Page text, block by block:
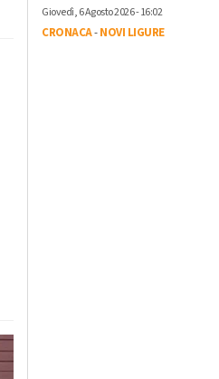
Giovedì, 6 Agosto 2026 - 16:02
CRONACA-NOVI LIGURE